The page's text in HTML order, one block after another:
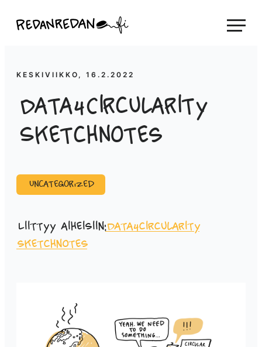
suoraan
Linda Saukko-Rauta, Redanredan Oy
piirrosvideoita
KESKIVIIKKO, 16.2.2022
Data4Circularity
Sketchnotes
Uncategorized
Liittyy aiheisiin:Data4circularity
sketchnotes